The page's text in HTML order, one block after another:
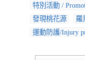
特別活動 /
發現桃花源
羅
運動防護/Injury